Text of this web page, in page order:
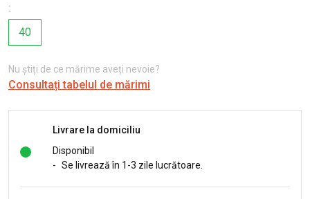
:
40
Nu știți de ce mărime aveți nevoie?
Consultați tabelul de mărimi
Livrare la domiciliu
Disponibil
- Se livrează în 1-3 zile lucrătoare.